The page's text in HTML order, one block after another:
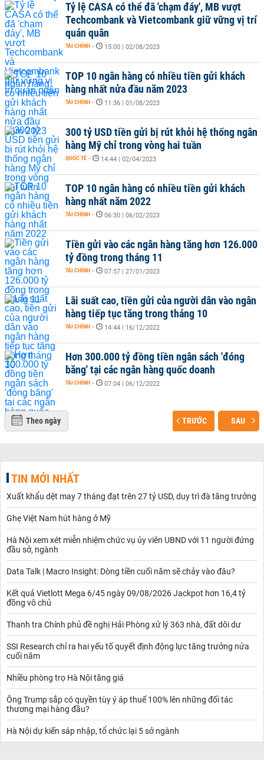
Tỷ lệ CASA có thể đã 'chạm đáy', MB vượt
Techcombank và Vietcombank giữ vững vị trí
quán quân
TÀI CHÍNH - 15:00 | 02/08/2023
TOP 10 ngân hàng có nhiều tiền gửi khách
hàng nhất nửa đầu năm 2023
TÀI CHÍNH - 11:36 | 01/08/2023
300 tỷ USD tiền gửi bị rút khỏi hệ thống ngân
hàng Mỹ chỉ trong vòng hai tuần
QUỐC TẾ - 14:44 | 02/04/2023
TOP 10 ngân hàng có nhiều tiền gửi khách
hàng nhất năm 2022
TÀI CHÍNH - 06:30 | 06/02/2023
Tiền gửi vào các ngân hàng tăng hơn 126.000
tỷ đồng trong tháng 11
TÀI CHÍNH - 07:57 | 27/01/2023
Lãi suất cao, tiền gửi của người dân vào ngân
hàng tiếp tục tăng trong tháng 10
TÀI CHÍNH - 14:44 | 16/12/2022
Hơn 300.000 tỷ đồng tiền ngân sách 'đóng
băng' tại các ngân hàng quốc doanh
TÀI CHÍNH - 07:04 | 06/12/2022
Theo ngày TRƯỚC SAU
TIN MỚI NHẤT
Xuất khẩu dệt may 7 tháng đạt trên 27 tỷ USD, duy trì đà tăng trưởng
Ghẹ Việt Nam hút hàng ở Mỹ
Hà Nội xem xét miễn nhiệm chức vụ ủy viên UBND với 11 người đứng
đầu sở, ngành
Data Talk | Macro Insight: Dòng tiền cuối năm sẽ chảy vào đâu?
Kết quả Vietlott Mega 6/45 ngày 09/08/2026 Jackpot hơn 16,4 tỷ
đồng vô chủ
Thanh tra Chính phủ đề nghị Hải Phòng xử lý 363 nhà, đất dôi dư
SSI Research chỉ ra hai yếu tố quyết định động lực tăng trưởng nửa
cuối năm
Nhiều phòng trọ Hà Nội tăng giá
Ông Trump sắp có quyền tùy ý áp thuế 100% lên những đối tác
thương mại hàng đầu?
Hà Nội dự kiến sáp nhập, tổ chức lại 5 sở ngành